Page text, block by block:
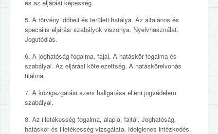
és az eljárási képesség.
5. A törvény időbeli és területi hatálya. Az általános és
speciális eljárási szabályok viszonya. Nyelvhasználat.
Jogutódlás.
6. A joghatóság fogalma, fajai. A hatáskör fogalma és
szabályai. Az eljárási kötelezettség. A hatáskörelvonás
tilalma.
7. A közigazgatási szerv hallgatása elleni jogvédelem
szabályai.
8. Az illetékesség fogalma, alapja, fajtái. Joghatóság,
hatáskör és illetékesség vizsgálata. Ideiglenes intézkedés.